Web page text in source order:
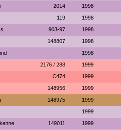
2014 1998
119 1998
903-97 1998
148807 1998
1998
2176 / 288 1999
C474 1999
148956 1999
148975 1999
1999
149011 1999